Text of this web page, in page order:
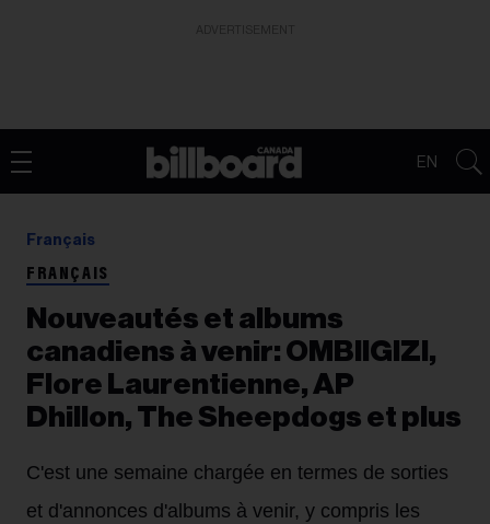
EN
Français
FRANÇAIS
Nouveautés et albums
canadiens à venir: OMBIIGIZI,
Flore Laurentienne, AP
Dhillon, The Sheepdogs et plus
C'est une semaine chargée en termes de sorties
et d'annonces d'albums à venir, y compris les